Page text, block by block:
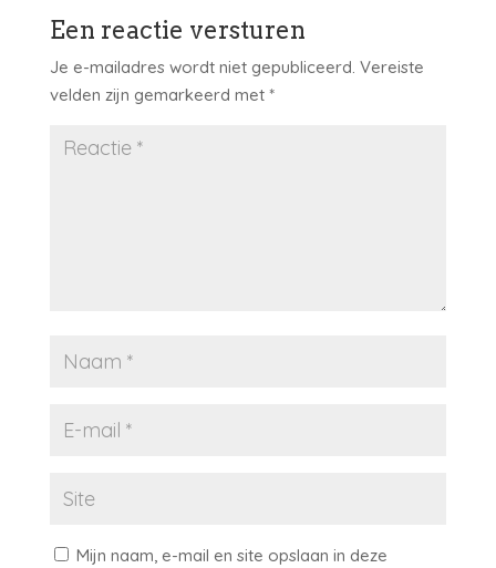
Een reactie versturen
Je e-mailadres wordt niet gepubliceerd. Vereiste
velden zijn gemarkeerd met *
Mijn naam, e-mail en site opslaan in deze